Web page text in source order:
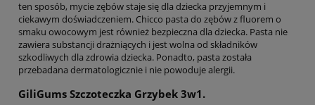
ten sposób, mycie zębów staje się dla dziecka przyjemnym i
ciekawym doświadczeniem. Chicco pasta do zębów z fluorem o
smaku owocowym jest również bezpieczna dla dziecka. Pasta nie
zawiera substancji drażniących i jest wolna od składników
szkodliwych dla zdrowia dziecka. Ponadto, pasta została
przebadana dermatologicznie i nie powoduje alergii.
GiliGums Szczoteczka Grzybek 3w1.